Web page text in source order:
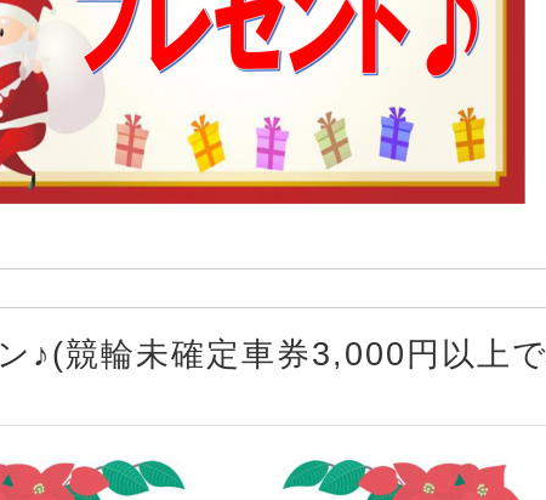
♪(競輪未確定車券3,000円以上